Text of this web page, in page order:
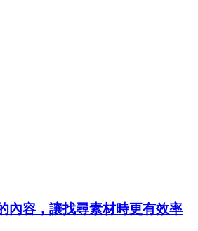
內容，讓找尋素材時更有效率